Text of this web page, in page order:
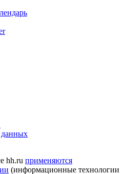
данных
hh.ru применяются
(информационные технологии